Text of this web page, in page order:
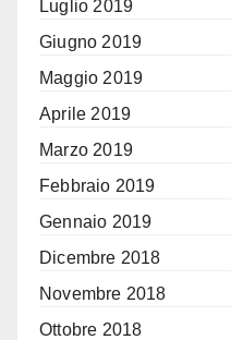
Luglio 2019
Giugno 2019
Maggio 2019
Aprile 2019
Marzo 2019
Febbraio 2019
Gennaio 2019
Dicembre 2018
Novembre 2018
Ottobre 2018